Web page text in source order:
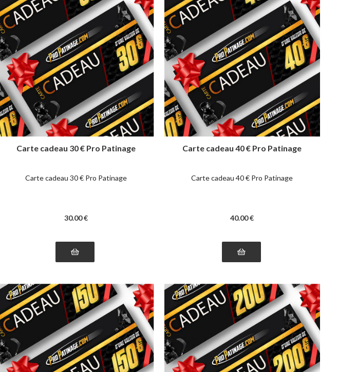
Carte cadeau 30 € Pro Patinage
Carte cadeau 30 € Pro Patinage
30.00€
Carte cadeau 40 € Pro Patinage
Carte cadeau 40 € Pro Patinage
40.00€